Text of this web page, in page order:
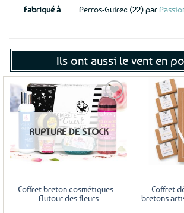
Fabriqué à Perros-Guirec (22) par
Ils ont aussi le vent en
Ajouter
aux
favoris
RUPTURE DE STOCK
Coffret breton cosmétiques –
Autour des fleurs
Coffret
bretons